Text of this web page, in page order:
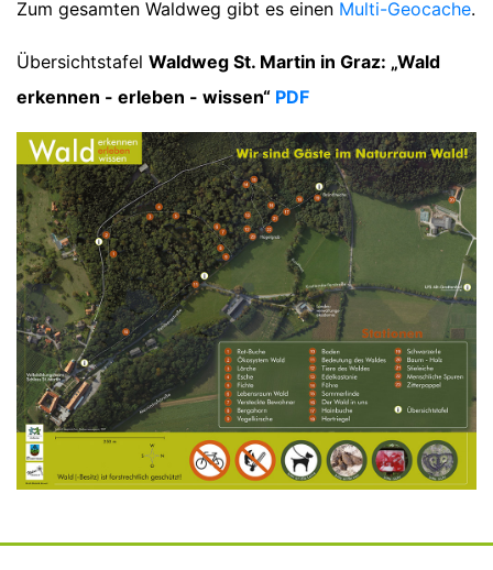
Zum gesamten Waldweg gibt es einen Multi-Geocache.
Übersichtstafel Waldweg St. Martin in Graz: „Wald
erkennen - erleben - wissen“ PDF